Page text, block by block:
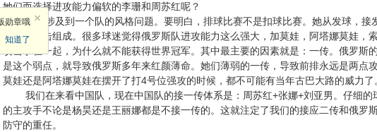
勋章哦
知道了
她们而选择进攻能力偏软的李珊和周苏红呢？
这就涉及到一个队的风格问题。要明白，排球比赛不是扣球比赛。她从发球，接发
防守，反击组成。很多球迷觉得俄罗斯队进攻能力这么强大，加莫娃，阿塔娜莫娃，
攻击手在一起，为什么就不能获得世界冠军。其中最主要的因素就是：一传。俄罗斯
是这个弱点，就导致俄罗斯多年来红颜薄命。她们薄弱的一传，导致前排永远是两点
莫娃还是阿塔娜莫娃在摆开了打4号位强攻的时候，都不可能有当年古巴大路的威力了
我们在来看中国队，现在中国队的接一传体系是：周苏红+张娜+刘亚男。仔细的
的主攻手不论是杨昊还是王丽娜都是不接一传的。这就注定了我们的接应二传和俄罗
防守的重任。